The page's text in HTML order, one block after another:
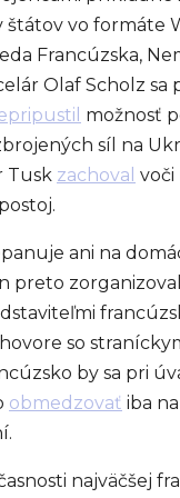
vo formáte
Francúzska,
Olaf Scholz sa
možnosť
síl na
Tusk zachoval voči
ani na
preto
so
by sa pri
obmedzovať iba
najväčšej